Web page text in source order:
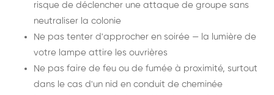
risque de déclencher une attaque de groupe sans
neutraliser la colonie
Ne pas tenter d'approcher en soirée — la lumière de
votre lampe attire les ouvrières
Ne pas faire de feu ou de fumée à proximité, surtout
dans le cas d'un nid en conduit de cheminée